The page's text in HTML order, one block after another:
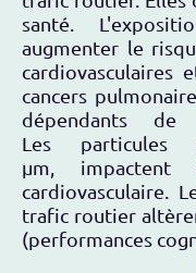
santé.
augmenter le
cardiovasculaires
cancers
dépendants
Les
µm,
cardiovasculaire.
trafic routier
(performances